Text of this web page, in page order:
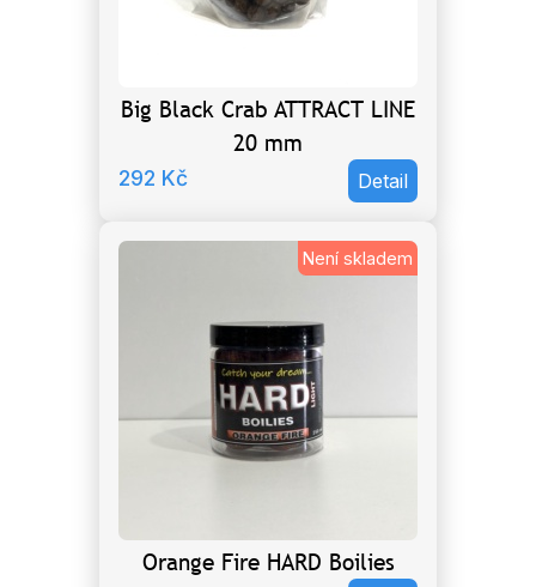
Big Black Crab ATTRACT LINE
20 mm
292 Kč Detail
Není skladem
Orange Fire HARD Boilies